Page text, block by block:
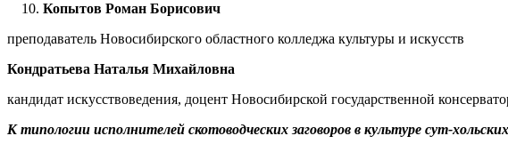
Копытов Роман Борисович
преподаватель Новосибирского областного колледжа культуры и искусств
Кондратьева Наталья Михайловна
кандидат искусствоведения, доцент Новосибирской государственной
К типологии исполнителей скотоводческих заговоров в культуре сут-